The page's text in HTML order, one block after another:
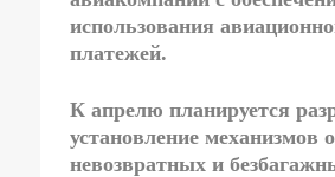
использования
платежей.
К апрелю планируется
установление механизмов
невозвратных и